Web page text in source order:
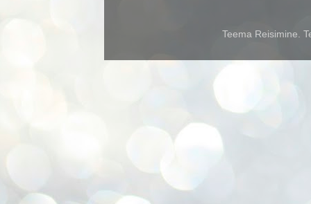
Teema Reisimine.